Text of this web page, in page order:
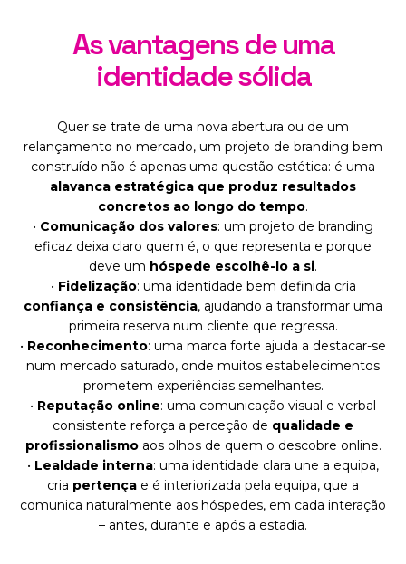
As vantagens de uma
identidade sólida
Quer se trate de uma nova abertura ou de um
relançamento no mercado, um projeto de branding bem
construído não é apenas uma questão estética: é uma
alavanca estratégica que produz resultados
concretos ao longo do tempo.
• Comunicação dos valores: um projeto de branding
eficaz deixa claro quem é, o que representa e porque
deve um hóspede escolhê-lo a si.
• Fidelização: uma identidade bem definida cria
confiança e consistência, ajudando a transformar uma
primeira reserva num cliente que regressa.
• Reconhecimento: uma marca forte ajuda a destacar-se
num mercado saturado, onde muitos estabelecimentos
prometem experiências semelhantes.
• Reputação online: uma comunicação visual e verbal
consistente reforça a perceção de qualidade e
profissionalismoaos olhos de quem o descobre online.
• Lealdade interna: uma identidade clara une a equipa,
cria pertença e é interiorizada pela equipa, que a
comunica naturalmente aos hóspedes, em cada interação
– antes, durante e após a estadia.